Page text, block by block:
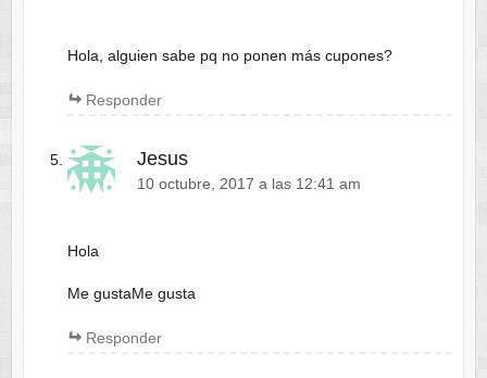
Hola, alguien sabe pq no ponen más cupones?
Responder
Jesus
10 octubre, 2017 a las 12:41 am
Hola
Me gustaMe gusta
Responder